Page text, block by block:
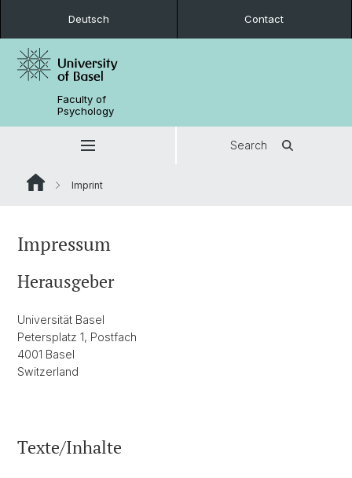
Deutsch Contact
Faculty of
Psychology
Search
Imprint
Impressum
Herausgeber
Universität Basel
Petersplatz 1, Postfach
4001 Basel
Switzerland
Texte/Inhalte